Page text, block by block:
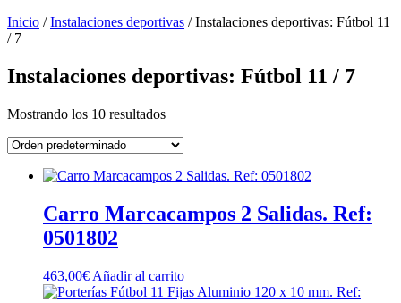
Inicio /Instalaciones deportivas / Instalaciones deportivas: Fútbol 11
/ 7
Instalaciones deportivas: Fútbol 11 / 7
Mostrando los 10 resultados
Carro Marcacampos 2 Salidas. Ref:
0501802
463,00€ Añadir al carrito